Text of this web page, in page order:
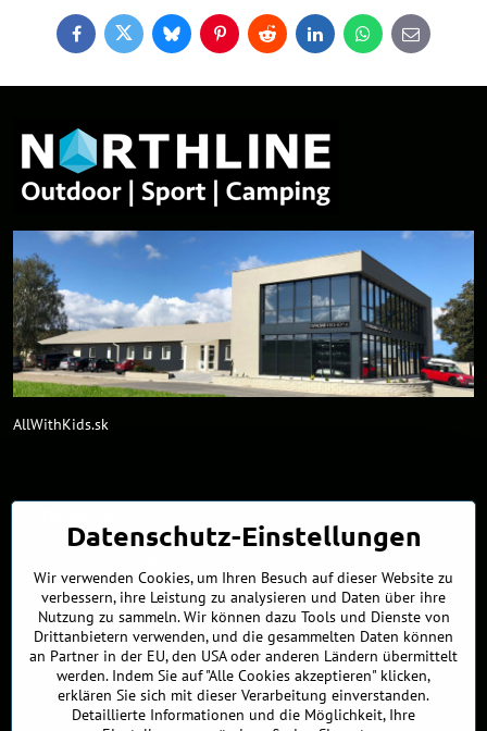
FacebookTwitterBlueskyPinterestReddit LinkedInWhatsApp
E-
mail
AllWithKids.sk
Kontakte
+421 902 255 255
Showroom
Nádražná 34/A
90027 Ivánka pri Dunaji
Slowakei
Datenschutz-Einstellungen
Wir verwenden Cookies, um Ihren Besuch auf dieser Website zu
verbessern, ihre Leistung zu analysieren und Daten über ihre
Nutzung zu sammeln. Wir können dazu Tools und Dienste von
Drittanbietern verwenden, und die gesammelten Daten können
an Partner in der EU, den USA oder anderen Ländern übermittelt
werden. Indem Sie auf "Alle Cookies akzeptieren" klicken,
erklären Sie sich mit dieser Verarbeitung einverstanden.
Detaillierte Informationen und die Möglichkeit, Ihre